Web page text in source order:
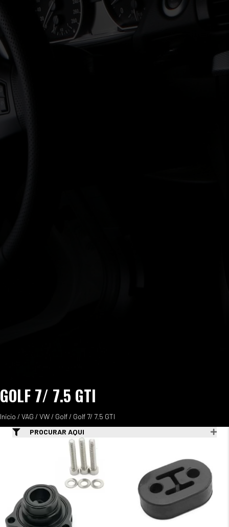
GOLF 7/ 7.5 GTI
Início / VAG / VW/ Golf/ Golf 7/ 7.5 GTI
PROCURAR AQUI